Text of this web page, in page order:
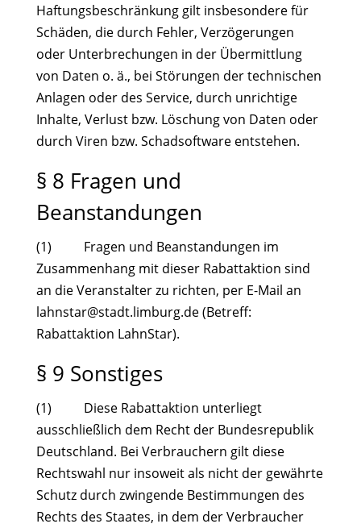
Haftungsbeschränkung gilt insbesondere für
Schäden, die durch Fehler, Verzögerungen
oder Unterbrechungen in der Übermittlung
von Daten o. ä., bei Störungen der technischen
Anlagen oder des Service, durch unrichtige
Inhalte, Verlust bzw. Löschung von Daten oder
durch Viren bzw. Schadsoftware entstehen.
§ 8 Fragen und
Beanstandungen
(1) Fragen und Beanstandungen im
Zusammenhang mit dieser Rabattaktion sind
an die Veranstalter zu richten, per E-Mail an
ed.grubmil.tdats@ratsnhal(Betreff:
Rabattaktion LahnStar).
§ 9 Sonstiges
(1) Diese Rabattaktion unterliegt
ausschließlich dem Recht der Bundesrepublik
Deutschland. Bei Verbrauchern gilt diese
Rechtswahl nur insoweit als nicht der gewährte
Schutz durch zwingende Bestimmungen des
Rechts des Staates, in dem der Verbraucher